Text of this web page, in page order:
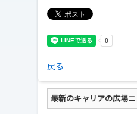
戻る
最新のキャリアの広場